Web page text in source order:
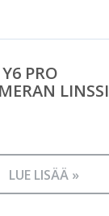
PRO
LINSSI
LUE LISÄÄ »